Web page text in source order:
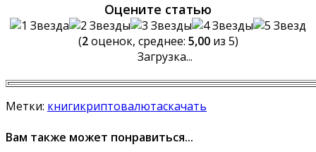
Оцените статью
(2оценок, среднее: 5,00из 5)
Загрузка...
Метки: книгикриптовалютаскачать
Вам также может понравиться...